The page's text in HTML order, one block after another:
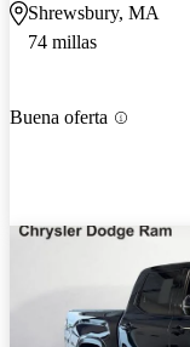
Shrewsbury, MA
74 millas
Buena oferta